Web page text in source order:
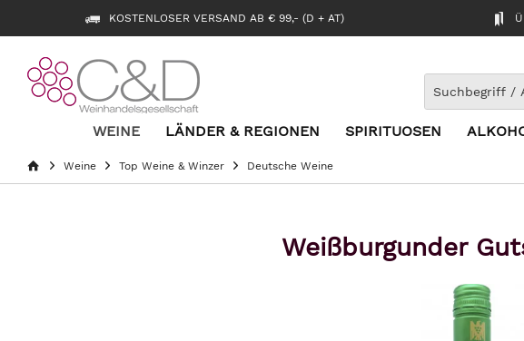
KOSTENLOSER VERSAND AB € 99,- (D + AT)
WEINE LÄNDER & REGIONEN SPIRITUOSEN
Weine Top Weine & Winzer Deutsche Weine
Weißburgunder